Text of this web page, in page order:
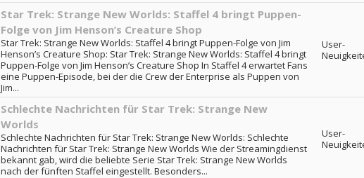
Star Trek: Strange New Worlds: Staffel 4 bringt Puppen-
Folge von Jim Henson’s Creature Shop
Star Trek: Strange New Worlds: Staffel 4 bringt Puppen-Folge von Jim
Henson’s Creature Shop: Star Trek: Strange New Worlds: Staffel 4 bringt
Puppen-Folge von Jim Henson’s Creature Shop In Staffel 4 erwartet Fans
eine Puppen-Episode, bei der die Crew der Enterprise als Puppen von
Jim...
User-
Schlechte Nachrichten für Star Trek: Strange New
Worlds
Schlechte Nachrichten für Star Trek: Strange New Worlds: Schlechte
Nachrichten für Star Trek: Strange New Worlds Wie der Streamingdienst
bekannt gab, wird die beliebte Serie Star Trek: Strange New Worlds
nach der fünften Staffel eingestellt. Besonders...
User-